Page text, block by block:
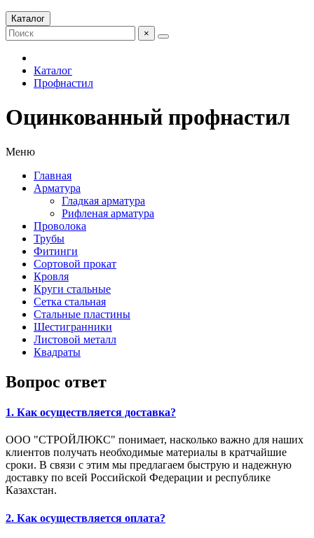
Каталог
×
Каталог
Профнастил
Оцинкованный профнастил
Меню
Главная
Арматура
Гладкая арматура
Рифленая арматура
Проволока
Трубы
Фитинги
Сортовой прокат
Кровля
Круги стальные
Сетка стальная
Стальные пластины
Шестигранники
Листовой металл
Квадраты
Вопрос ответ
1. Как осуществляется доставка?
ООО "СТРОЙЛЮКС" понимает, насколько важно для наших
клиентов получать необходимые материалы в кратчайшие
сроки. В связи с этим мы предлагаем быструю и надежную
доставку по всей Российской Федерации и республике
Казахстан.
2. Как осуществляется оплата?